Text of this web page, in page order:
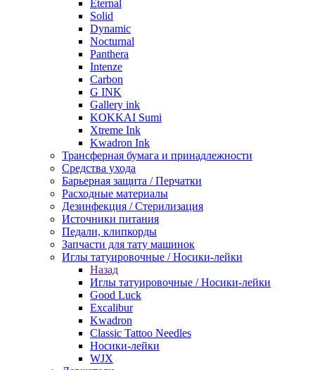
Eternal
Solid
Dynamic
Nocturnal
Panthera
Intenze
Carbon
G INK
Gallery ink
KOKKAI Sumi
Xtreme Ink
Kwadron Ink
Трансферная бумага и принадлежности
Средства ухода
Барьерная защита / Перчатки
Расходные материалы
Дезинфекция / Стерилизация
Источники питания
Педали, клипкорды
Запчасти для тату машинок
Иглы татуировочные / Носики-лейки
Назад
Иглы татуировочные / Носики-лейки
Good Luck
Excalibur
Kwadron
Classic Tattoo Needles
Носики-лейки
WJX